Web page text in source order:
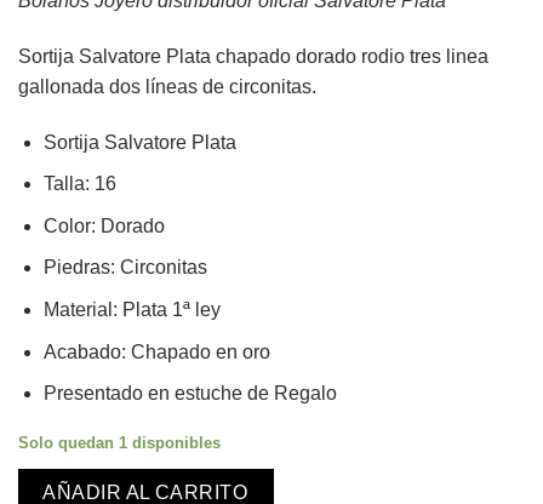
original
era:
175,00€.
actual
157,00€.
Sortija Salvatore Plata chapado dorado rodio tres linea
gallonada dos líneas de circonitas.
Sortija Salvatore Plata
Talla: 16
Color: Dorado
Piedras: Circonitas
Material: Plata 1ª ley
Acabado: Chapado en oro
Presentado en estuche de Regalo
Solo quedan 1 disponibles
AÑADIR AL CARRITO